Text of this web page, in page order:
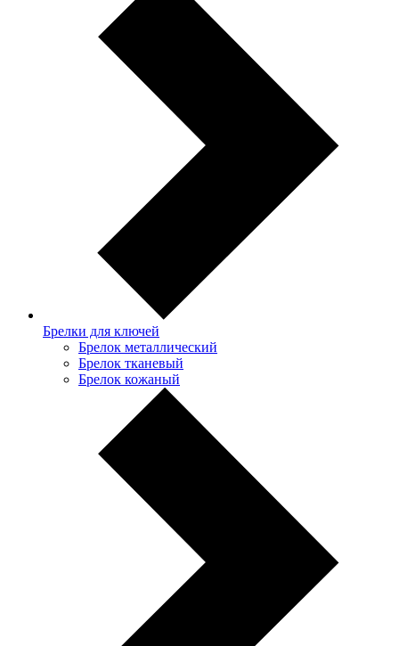
Брелки для ключей
Брелок металлический
Брелок тканевый
Брелок кожаный